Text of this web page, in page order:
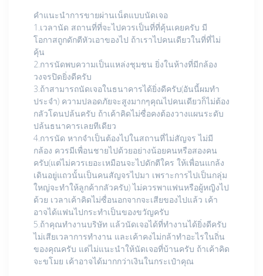
คำแนะนำการขายผ่านเน็ตแบบนัดเจอ
1.เวลานัด สถานที่ที่จะไปควรเป็นที่ที่คุ้นเคยครับ มี
โอกาสถูกดักตีหัวเอาของไป ถ้าเราไปคนเดียวในที่ที่ไม่
คุ้น
2.การนัดพบความเป็นแหล่งชุมชน ยิ่งในห้างที่มีกล้อง
วงจรปิดยิ่งดีครับ
3.ถ้าสามารถนัดเจอในธนาคารได้ยิ่งดีครับ(อันนี้ผมทำ
ประจำ) ความปลอดภัยจะสูงมากๆคุณไปคนเดียวก็ไม่ต้อง
กลัวโดนปล้นครับ ถ้าเค้าคิดไม่ซื่อคงต้องวางแผนระดับ
ปล้นธนาคารเลยทีเดียว
4.การนัด หากจำเป็นต้องไปในสถานที่ไม่สัญจร ไม่มี
กล้อง ควรมีเพื่อนชายไปด้วยอย่างน้อยคนหรือสองคน
ครับ(แต่ไม่ควรเยอะเหมือนจะไปดักตีใคร ให้เพื่อนแกล้ง
เดินอยู่แถวนั้นเป็นคนสัญจรไปมา เพราะการไปเป็นกลุ่ม
ใหญ่จะทำให้ลูกค้ากลัวครับ) ไม่ควรพาแฟนหรือผู้หญิงไป
ด้วย เวลาเค้าคิดไม่ซื่อนอกจากจะเสียของไปแล้ว เค้า
อาจได้แฟนไปกระทำเป็นของขวัญครับ
5.ถ้าคุณทำงานบริษัท แล้วนัดเจอได้ที่ทำงานได้ยิ่งดีครับ
ไม่เสียเวลาการทำงาน และเค้าคงไม่กล้าทำอะไรในถิ่น
ของคุณครับ แต่ไม่แนะนำให้นัดเจอที่บ้านครับ ถ้าเค้าคิด
จะขโมย เค้าอาจได้มากกว่าเงินในกระเป๋าคุณ